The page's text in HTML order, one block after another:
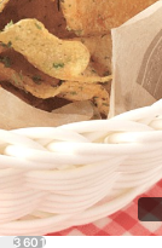
3601